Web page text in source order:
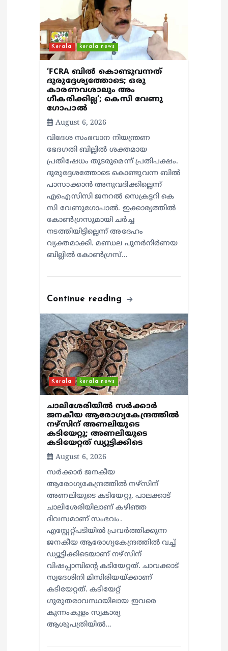
Kerala kerala news
‘FCRA ബിൽ കൊണ്ടുവന്നത്
ദുരുദ്ദേശ്യത്തോടെ; ഒരു
കാരണവശാലും അം​
ഗീകരിക്കില്ല’; കെസി വേണു​
ഗോപാൽ
August 6, 2026
വിദേശ സംഭവാന നിയന്ത്രണ
ഭേദഗതി ബില്ലിൽ ശക്തമായ
പ്രതിഷേധം തുടരുമെന്ന് പ്രതിപക്ഷം.
ദുരുദ്ദേശത്തോടെ കൊണ്ടുവന്ന ബിൽ
പാസാക്കാൻ അനുവദിക്കില്ലെന്ന്
എഐസിസി ജനറൽ സെക്രട്ടറി കെ
സി വേണുഗോപാൽ. ഇക്കാര്യത്തിൽ
കോൺഗ്രസുമായി ചർച്ച
നടത്തിയിട്ടില്ലെന്ന് അദേഹം
വ്യക്തമാക്കി. മണ്ഡല പുനർനിർണയ
ബില്ലിൽ കോൺഗ്രസ്…
Continue reading
Kerala kerala news
ചാലിശേരിയില്‍ സര്‍ക്കാര്‍
ജനകീയ ആരോഗ്യകേന്ദ്രത്തില്‍
നഴ്സിന് അണലിയുടെ
കടിയേറ്റു; അണലിയുടെ
കടിയേറ്റത് ഡ്യൂട്ടിക്കിടെ
August 6, 2026
സര്‍ക്കാര്‍ ജനകീയ
ആരോഗ്യകേന്ദ്രത്തില്‍ നഴ്സിന്
അണലിയുടെ കടിയേറ്റു. പാലക്കാട്
ചാലിശേരിയിലാണ് കഴിഞ്ഞ
ദിവസമാണ് സംഭവം.
എസ്റ്റേറ്റ്പടിയില്‍ പ്രവര്‍ത്തിക്കുന്ന
ജനകീയ ആരോഗ്യകേന്ദ്രത്തില്‍ വച്ച്
ഡ്യൂട്ടിക്കിടെയാണ് നഴ്സിന്
വിഷപ്പാമ്പിന്റെ കടിയേറ്റത്. ചാവക്കാട്
സ്വദേശിനി മിസിരിയയ്ക്കാണ്
കടിയേറ്റത്. കടിയേറ്റ്
ഗുരുതരാവസ്ഥയിലായ ഇവരെ
കുന്നംകുളം സ്വകാര്യ
ആശുപത്രിയില്‍…